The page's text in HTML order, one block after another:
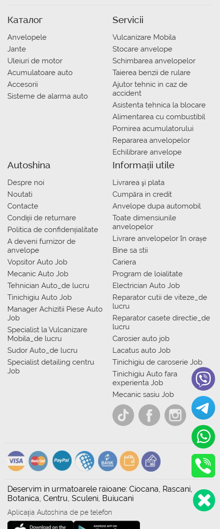
Каталог
Anvelopele
Jante
Uleiuri de motor
Acumulatoare auto
Accesorii
Sisteme de alarma auto
Servicii
Vulcanizare Mobila
Stocare anvelope
Schimbarea anvelopelor
Taierea benzii de rulare
Ajutor tehnic in caz de
accident
Asistenta tehnica la blocare
Alimentarea cu combustibil
Pornirea acumulatorului
Repararea anvelopelor
Echilibrare anvelope
Autoshina
Despre noi
Noutati
Contacte
Condiții de returnare
Politica de confidențialitate
A deveni furnizor de
anvelope
Vopsitor Auto Job
Mecanic Auto Job
Tehnician Auto_de lucru
Tinichigiu Auto Job
Manager Achizitii Piese Auto
Job
Specialist la Vulcanizare
Mobila_de lucru
Sudor Auto_de lucru
Specialist detailing centru
Job
Informații utile
Livrarea şi plata
Сumpăra in credit
Anvelope dupa automobil
Toate dimensiunile
anvelopelor
Livrare anvelopelor în orașe
Bine sa stii
Cariera
Program de loialitate
Electrician Auto Job
Reparator cutii de viteze_de
lucru
Reparator casete directie_de
lucru
Carosier auto job
Lacatus auto Job
Tinichigiu de caroserie Job
Tinichigiu Auto fara
experienta Job
Mecanic sasiu Job
Deservim in urmatoarele raioane: Ciocana, Rascani,
Botanica, Centru, Sculeni, Buiucani
Aplicația Autoshina de pe telefon